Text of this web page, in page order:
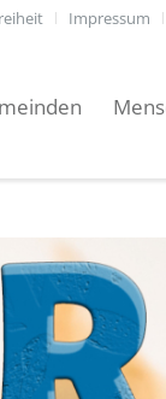
Impressum